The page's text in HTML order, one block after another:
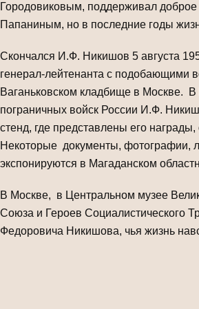
Городовиковым, поддерживал
Папаниным, но в последние годы
Скончался И.Ф. Никишов 5 августа
генерал-лейтенанта с подобающими
Ваганьковском кладбище в Москве.
пограничных войск России И.Ф.
стенд, где представлены его
Некоторые документы, фотографии,
экспонируются в Магаданском
В Москве, в Центральном музее
Союза и Героев Социалистического
Федоровича Никишова, чья жизнь